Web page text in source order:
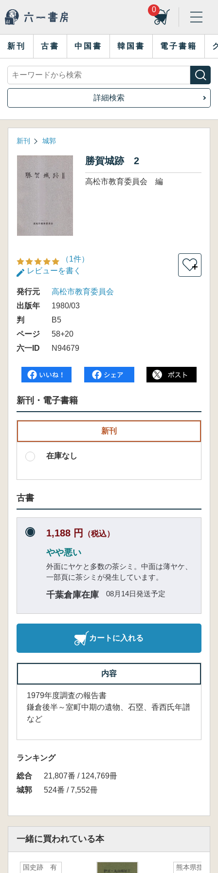
0
新刊 古書 中国書 韓国書 電子書籍
詳細検索
新刊 城郭
勝賀城跡 2
高松市教育委員会 編
（1件）
レビューを書く
＋
発行元
高松市教育委員会
出版年
1980/03
判
B5
ページ
58+20
六一ID
N94679
新刊・電子書籍
新刊
在庫なし
古書
1,188 円 （税込）
やや悪い
外面にヤケと多数の茶シミ。中面は薄ヤケ、
一部頁に茶シミが発生しています。
千葉倉庫在庫 08月14日発送予定
カートに入れる
内容
1979年度調査の報告書
鎌倉後半～室町中期の遺物、石塁、香西氏年譜
など
ランキング
総合
21,807番 / 124,769冊
城郭
524番 / 7,552冊
一緒に買われている本
国史跡 有 熊本県指定